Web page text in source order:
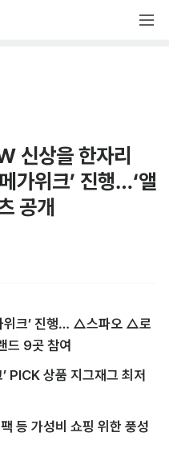
신상을 한자리
가위크’ 진행…‘앨
공개
위크’ 진행… △스파오 △로
드 9곳 참여
PICK 상품 지그재그 최저
등 가성비 쇼핑 위한 풍성